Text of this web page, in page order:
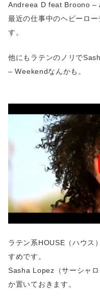
Andreea D feat Broono –
最近の仕事中のヘビーロ
す。
他にもラテンのノリで
– Weekendなんかも。
ラテン系HOUSE（ハウス
すめです。
Sasha Lopez（サーシャ
か置いておきます。